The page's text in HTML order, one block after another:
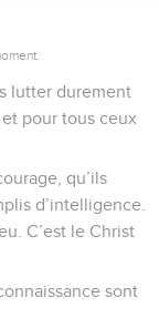
lutter durement
pour tous ceux
qu’ils
d’intelligence.
C’est le Christ
sont